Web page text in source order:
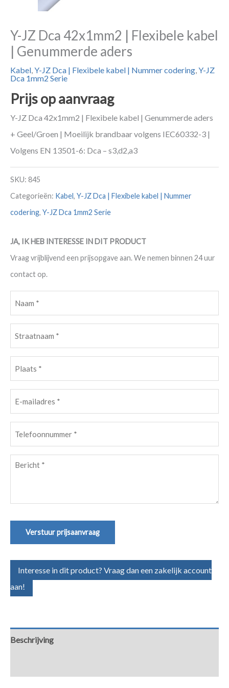
Y-JZ Dca 42x1mm2 | Flexibele kabel
| Genummerde aders
Kabel,Y-JZ Dca | Flexibele kabel | Nummer codering,Y-JZ
Dca 1mm2 Serie
Prijs op aanvraag
Y-JZ Dca 42x1mm2 | Flexibele kabel | Genummerde aders
+ Geel/Groen | Moeilijk brandbaar volgens IEC60332-3 |
Volgens EN 13501-6: Dca – s3,d2,a3
SKU: 845
Categorieën: Kabel, Y-JZ Dca | Flexibele kabel | Nummer
codering, Y-JZ Dca 1mm2 Serie
JA, IK HEB INTERESSE IN DIT PRODUCT
Vraag vrijblijvend een prijsopgave aan. We nemen binnen 24 uur
contact op.
(Vereist)
(Vereist)
(Vereist)
mailadres(Vereist)
(Vereist)
Bericht(Vereist)
Verstuur prijsaanvraag
Interesse in dit product? Vraag dan een zakelijk account
aan!
Beschrijving